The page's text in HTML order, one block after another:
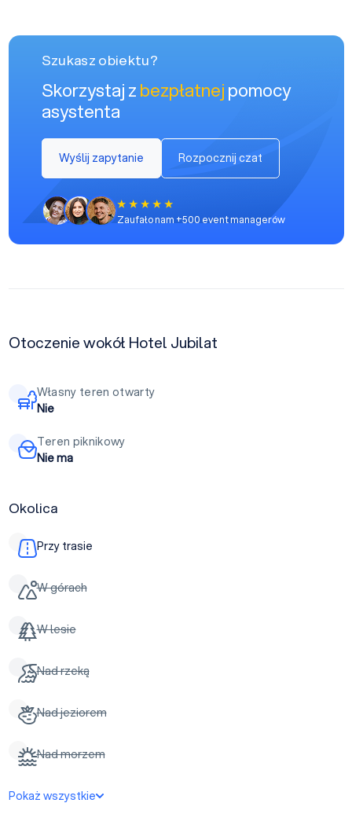
Szukasz obiektu?
Skorzystaj zbezpłatnejpomocy
asystenta
Wyślij zapytanie Rozpocznij czat
Zaufało nam +500 event managerów
Otoczenie wokół Hotel Jubilat
Własny teren otwarty
Nie
Teren piknikowy
Nie ma
Okolica
Przy trasie
W górach
W lesie
Nad rzeką
Nad jeziorem
Nad morzem
Pokaż wszystkie